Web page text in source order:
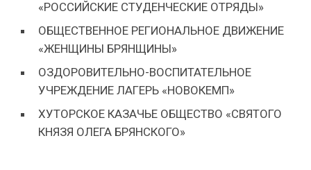
«РОССИЙСКИЕ СТУДЕНЧЕСКИЕ ОТРЯДЫ»
ОБЩЕСТВЕННОЕ РЕГИОНАЛЬНОЕ ДВИЖЕНИЕ
«ЖЕНЩИНЫ БРЯНЩИНЫ»
ОЗДОРОВИТЕЛЬНО-ВОСПИТАТЕЛЬНОЕ
УЧРЕЖДЕНИЕ ЛАГЕРЬ «НОВОКЕМП»
ХУТОРСКОЕ КАЗАЧЬЕ ОБЩЕСТВО «СВЯТОГО
КНЯЗЯ ОЛЕГА БРЯНСКОГО»